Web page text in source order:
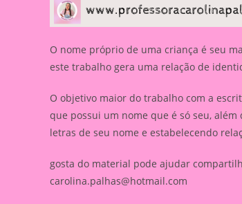
O nome próprio de uma criança é seu
este trabalho gera uma relação de
O objetivo maior do trabalho com a
que possui um nome que é só seu,
letras de seu nome e estabelecendo
gosta do material pode ajudar
carolina.palhas@hotmail.com